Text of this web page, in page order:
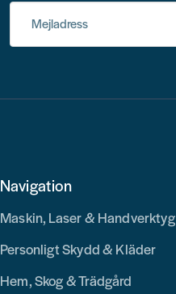
Mejladress
Navigation
Maskin, Laser & Handverktyg
Personligt Skydd & Kläder
Hem, Skog & Trädgård